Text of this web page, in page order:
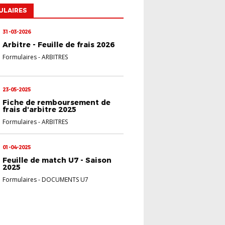
31-03-2026
Arbitre - Feuille de frais 2026
Formulaires-ARBITRES
23-05-2025
Fiche de remboursement de
frais d'arbitre 2025
Formulaires-ARBITRES
01-04-2025
Feuille de match U7 - Saison
2025
Formulaires- DOCUMENTS U7